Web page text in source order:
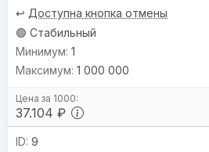
↩️ Доступна кнопка отмены
🟢 Стабильный
37.104 ₽
1
1 000 000
9